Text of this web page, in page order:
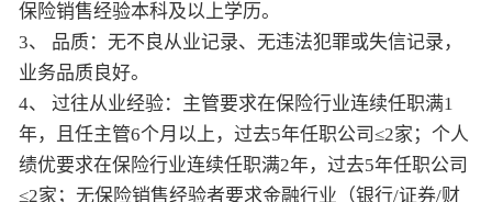
保险销售经验本科及以上学历。
3、 品质：无不良从业记录、无违法犯罪或失信记录，
业务品质良好。
4、 过往从业经验：主管要求在保险行业连续任职满1
年，且任主管6个月以上，过去5年任职公司≤2家；个人
绩优要求在保险行业连续任职满2年，过去5年任职公司
≤2家；无保险销售经验者要求金融行业（银行/证券/财